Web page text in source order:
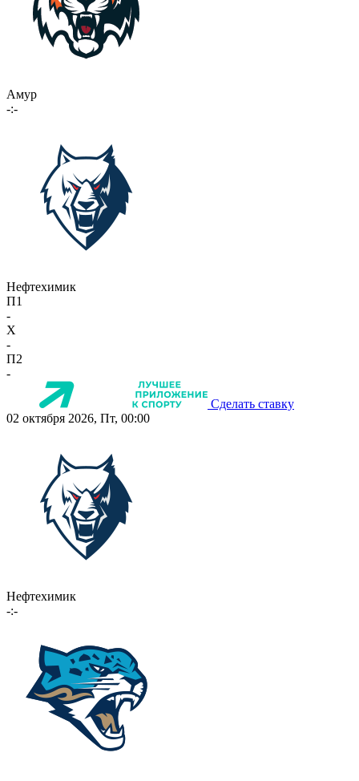
Амур
-:-
Нефтехимик
П1
-
X
-
П2
-
Сделать ставку
02 октября 2026, Пт, 00:00
Нефтехимик
-:-